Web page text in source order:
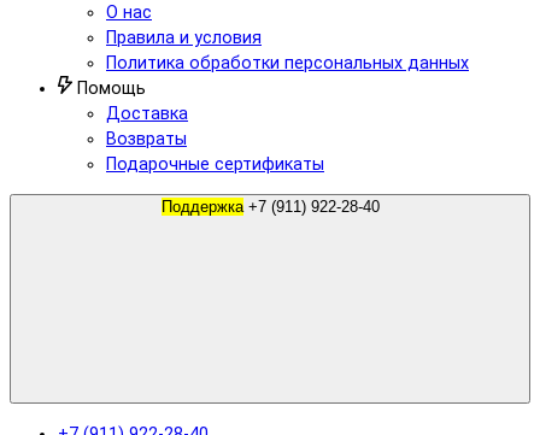
О нас
Правила и условия
Политика обработки персональных данных
Помощь
Доставка
Возвраты
Подарочные сертификаты
Поддержка +7 (911) 922-28-40